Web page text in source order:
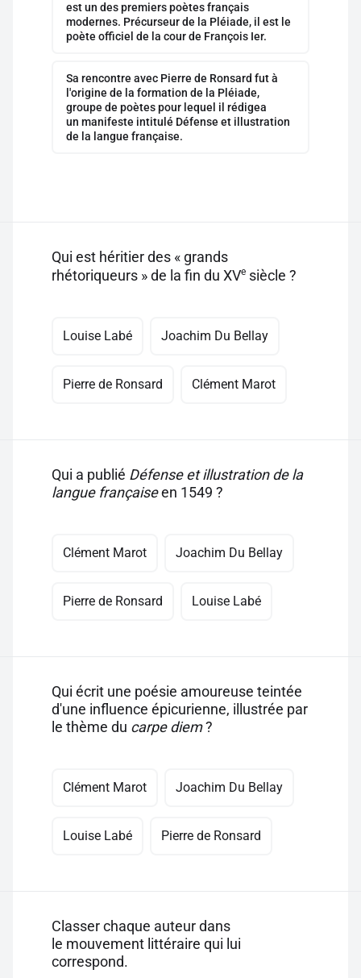
est un des premiers poètes français
modernes. Précurseur de la Pléiade, il est le
poète officiel de la cour de François Ier.
Sa rencontre avec Pierre de Ronsard fut à
l'origine de la formation de la Pléiade,
groupe de poètes pour lequel il rédigea
un manifeste intitulé Défense et illustration
de la langue française.
Qui est héritier des « grands
rhétoriqueurs » de la fin du XVe siècle ?
Louise Labé Joachim Du Bellay
Pierre de Ronsard Clément Marot
Qui a publié Défense et illustration de la
langue françaiseen 1549 ?
Clément Marot Joachim Du Bellay
Pierre de Ronsard Louise Labé
Qui écrit une poésie amoureuse teintée
d'une influence épicurienne, illustrée par
le thème du carpe diem?
Clément Marot Joachim Du Bellay
Louise Labé Pierre de Ronsard
Classer chaque auteur dans
le mouvement littéraire qui lui
correspond.